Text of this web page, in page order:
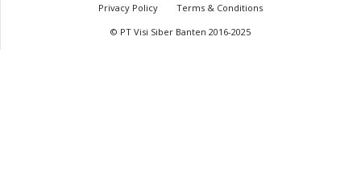
Privacy Policy
Terms & Conditions
© PT Visi Siber Banten 2016-2025